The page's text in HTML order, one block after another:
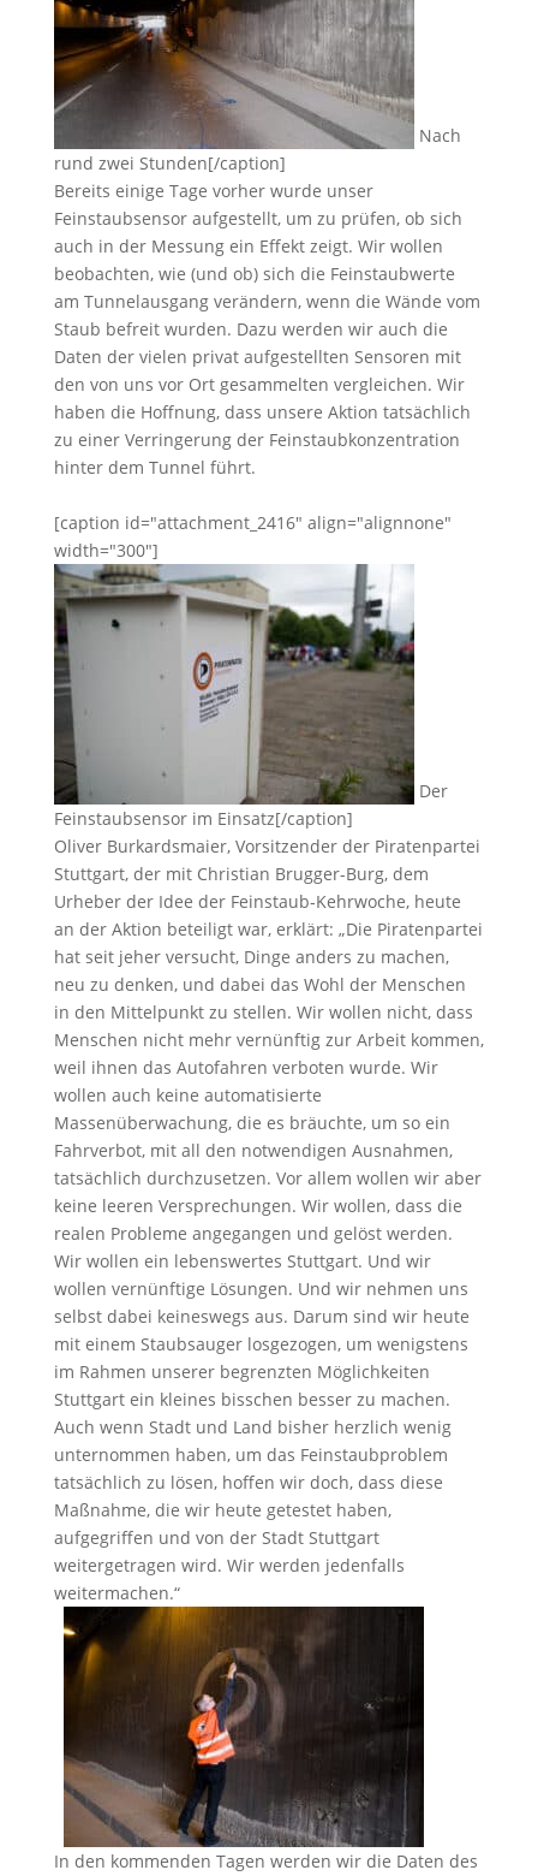
Nach
rund zwei Stunden[/caption]
Bereits einige Tage vorher wurde unser
Feinstaubsensor aufgestellt, um zu prüfen, ob sich
auch in der Messung ein Effekt zeigt. Wir wollen
beobachten, wie (und ob) sich die Feinstaubwerte
am Tunnelausgang verändern, wenn die Wände vom
Staub befreit wurden. Dazu werden wir auch die
Daten der vielen privat aufgestellten Sensoren mit
den von uns vor Ort gesammelten vergleichen. Wir
haben die Hoffnung, dass unsere Aktion tatsächlich
zu einer Verringerung der Feinstaubkonzentration
hinter dem Tunnel führt.
[caption id="attachment_2416" align="alignnone"
width="300"]
Der
Feinstaubsensor im Einsatz[/caption]
Oliver Burkardsmaier, Vorsitzender der Piratenpartei
Stuttgart, der mit Christian Brugger-Burg, dem
Urheber der Idee der Feinstaub-Kehrwoche, heute
an der Aktion beteiligt war, erklärt: „Die Piratenpartei
hat seit jeher versucht, Dinge anders zu machen,
neu zu denken, und dabei das Wohl der Menschen
in den Mittelpunkt zu stellen. Wir wollen nicht, dass
Menschen nicht mehr vernünftig zur Arbeit kommen,
weil ihnen das Autofahren verboten wurde. Wir
wollen auch keine automatisierte
Massenüberwachung, die es bräuchte, um so ein
Fahrverbot, mit all den notwendigen Ausnahmen,
tatsächlich durchzusetzen. Vor allem wollen wir aber
keine leeren Versprechungen. Wir wollen, dass die
realen Probleme angegangen und gelöst werden.
Wir wollen ein lebenswertes Stuttgart. Und wir
wollen vernünftige Lösungen. Und wir nehmen uns
selbst dabei keineswegs aus. Darum sind wir heute
mit einem Staubsauger losgezogen, um wenigstens
im Rahmen unserer begrenzten Möglichkeiten
Stuttgart ein kleines bisschen besser zu machen.
Auch wenn Stadt und Land bisher herzlich wenig
unternommen haben, um das Feinstaubproblem
tatsächlich zu lösen, hoffen wir doch, dass diese
Maßnahme, die wir heute getestet haben,
aufgegriffen und von der Stadt Stuttgart
weitergetragen wird. Wir werden jedenfalls
weitermachen.“
In den kommenden Tagen werden wir die Daten des